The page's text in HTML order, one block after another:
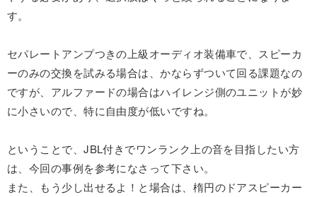
す。
セパレートアンプつきの上級オーディオ装備車で、スピーカ
ーのみの交換を試みる場合は、かならずついて回る課題なの
ですが、アルファードの場合はハイレンジ側のユニットが妙
に小さいので、特に自由度が低いですね。
ということで、JBL付きでワンランク上の音を目指したい方
は、今回の事例を参考になさって下さい。
また、もう少し出せるよ！と場合は、楕円のドアスピーカー